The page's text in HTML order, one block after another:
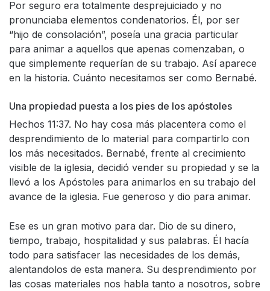
Por seguro era totalmente desprejuiciado y no
pronunciaba elementos condenatorios. Él, por ser
“hijo de consolación”, poseía una gracia particular
para animar a aquellos que apenas comenzaban, o
que simplemente requerían de su trabajo. Así aparece
en la historia. Cuánto necesitamos ser como Bernabé.
Una propiedad puesta a los pies de los apóstoles
Hechos 11:37. No hay cosa más placentera como el
desprendimiento de lo material para compartirlo con
los más necesitados. Bernabé, frente al crecimiento
visible de la iglesia, decidió vender su propiedad y se la
llevó a los Apóstoles para animarlos en su trabajo del
avance de la iglesia. Fue generoso y dio para animar.
Ese es un gran motivo para dar. Dio de su dinero,
tiempo, trabajo, hospitalidad y sus palabras. Él hacía
todo para satisfacer las necesidades de los demás,
alentandolos de esta manera. Su desprendimiento por
las cosas materiales nos habla tanto a nosotros, sobre